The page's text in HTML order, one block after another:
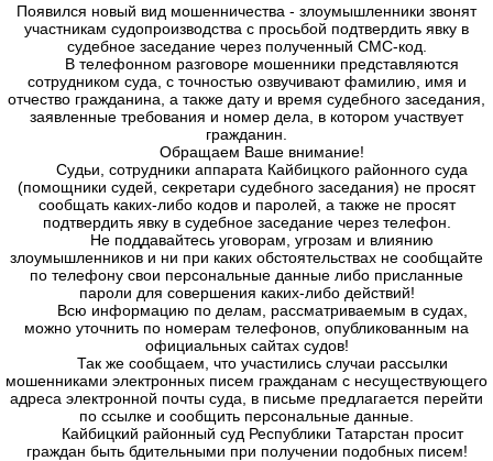
Появился новый вид мошенничества - злоумышленники звонят
участникам судопроизводства с просьбой подтвердить явку в
судебное заседание через полученный СМС-код.
В телефонном разговоре мошенники представляются
сотрудником суда, с точностью озвучивают фамилию, имя и
отчество гражданина, а также дату и время судебного заседания,
заявленные требования и номер дела, в котором участвует
гражданин.
Обращаем Ваше внимание!
Судьи, сотрудники аппарата Кайбицкого районного суда
(помощники судей, секретари судебного заседания) не просят
сообщать каких-либо кодов и паролей, а также не просят
подтвердить явку в судебное заседание через телефон.
Не поддавайтесь уговорам, угрозам и влиянию
злоумышленников и ни при каких обстоятельствах не сообщайте
по телефону свои персональные данные либо присланные
пароли для совершения каких-либо действий!
Всю информацию по делам, рассматриваемым в судах,
можно уточнить по номерам телефонов, опубликованным на
официальных сайтах судов!
Так же сообщаем, что участились случаи рассылки
мошенниками электронных писем гражданам с несуществующего
адреса электронной почты суда, в письме предлагается перейти
по ссылке и сообщить персональные данные.
Кайбицкий районный суд Республики Татарстан просит
граждан быть бдительными при получении подобных писем!